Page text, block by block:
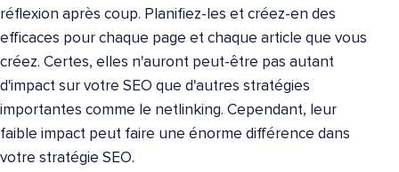
réflexion après coup. Planifiez-les et créez-en des
efficaces pour chaque page et chaque article que vous
créez. Certes, elles n'auront peut-être pas autant
d'impact sur votre SEO que d'autres stratégies
importantes comme le netlinking. Cependant, leur
faible impact peut faire une énorme différence dans
votre stratégie SEO.